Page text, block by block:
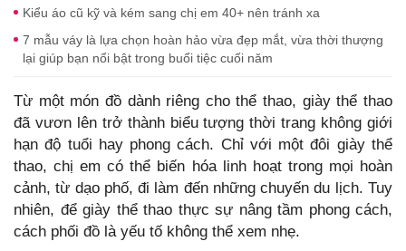
Kiểu áo cũ kỹ và kém sang chị em 40+ nên tránh xa
7 mẫu váy là lựa chọn hoàn hảo vừa đẹp mắt, vừa thời thượng
lại giúp bạn nổi bật trong buổi tiệc cuối năm
Từ một món đồ dành riêng cho thể thao, giày thể thao
đã vươn lên trở thành biểu tượng thời trang không giới
hạn độ tuổi hay phong cách. Chỉ với một đôi giày thể
thao, chị em có thể biến hóa linh hoạt trong mọi hoàn
cảnh, từ dạo phố, đi làm đến những chuyến du lịch. Tuy
nhiên, để giày thể thao thực sự nâng tầm phong cách,
cách phối đồ là yếu tố không thể xem nhẹ.